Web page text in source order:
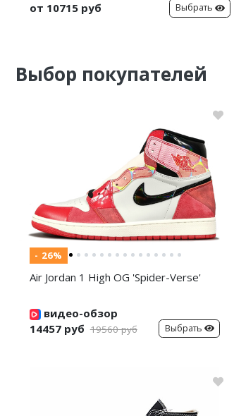
от 10715 руб Выбрать
Выбор покупателей
- 26%
Air Jordan 1 High OG 'Spider-Verse'
видео-обзор
14457 руб 19560 руб Выбрать